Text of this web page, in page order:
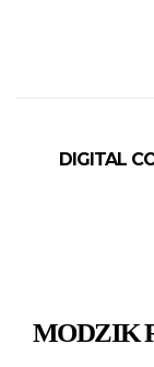
DIGITAL
MODZIK